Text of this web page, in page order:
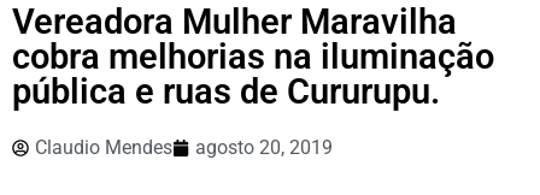
Vereadora Mulher Maravilha
cobra melhorias na iluminação
pública e ruas de Cururupu.
Claudio Mendes agosto 20, 2019